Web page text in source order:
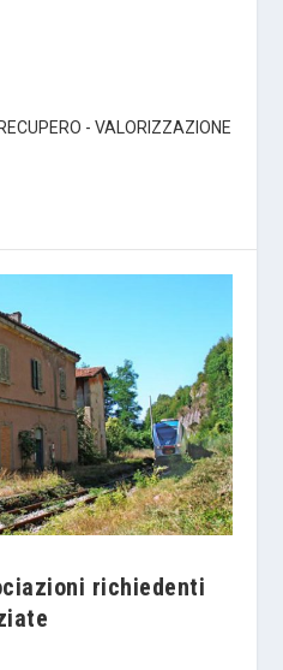
- VALORIZZAZIONE
richiedenti